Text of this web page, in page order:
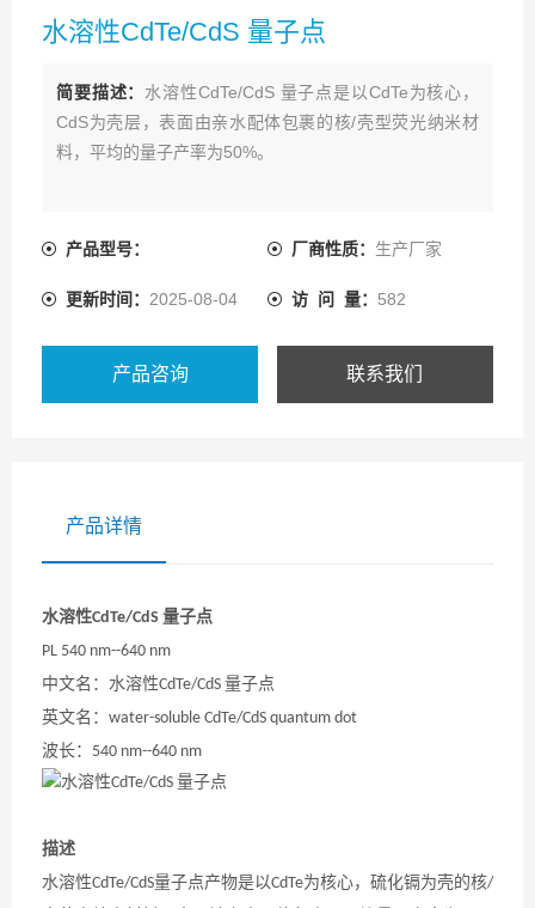
水溶性CdTe/CdS 量子点
简要描述： 水溶性CdTe/CdS 量子点是以CdTe为核心，
CdS为壳层，表面由亲水配体包裹的核/壳型荧光纳米材
料，平均的量子产率为50%。
产品型号： 厂商性质： 生产厂家
更新时间： 2025-08-04 访 问 量： 582
产品咨询 联系我们
产品详情
水溶性CdTe/CdS 量子点
PL 540 nm--640 nm
中文名： 水溶性CdTe/CdS 量子点
英文名： water-soluble CdTe/CdS quantum dot
波长： 540 nm--640 nm
描述
水溶性CdTe/CdS量子点产物是以CdTe为核心，硫化镉为壳的核/